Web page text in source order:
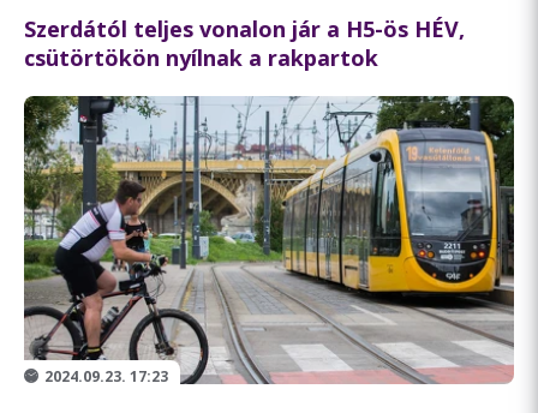
Szerdától teljes vonalon jár a H5-ös HÉV,
csütörtökön nyílnak a rakpartok
2024.09.23. 17:23